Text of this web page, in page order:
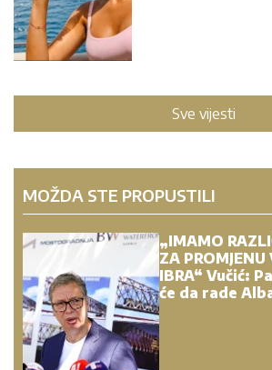
Sve vijesti
MOŽDA STE PROPUSTILI
„IMAMO
ZA
IBRA“ Vučić:
će da rade